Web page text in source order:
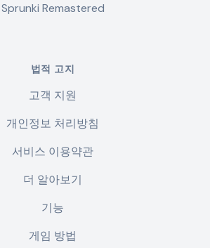
Sprunki Remastered
법적 고지
고객 지원
개인정보 처리방침
서비스 이용약관
더 알아보기
기능
게임 방법